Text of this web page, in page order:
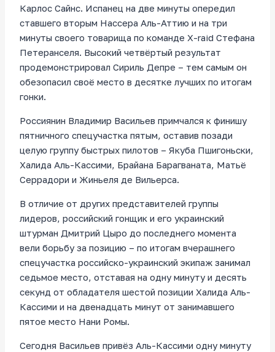
Карлос Сайнс. Испанец на две минуты опередил
ставшего вторым Нассера Аль-Аттию и на три
минуты своего товарища по команде X-raid Стефана
Петеранселя. Высокий четвёртый результат
продемонстрировал Сириль Депре – тем самым он
обезопасил своё место в десятке лучших по итогам
гонки.
Россиянин Владимир Васильев примчался к финишу
пятничного спецучастка пятым, оставив позади
целую группу быстрых пилотов – Якуба Пшигоньски,
Халида Аль-Кассими, Брайана Барагваната, Матьё
Серрадори и Жиньеля де Вильерса.
В отличие от других представителей группы
лидеров, российский гонщик и его украинский
штурман Дмитрий Цыро до последнего момента
вели борьбу за позицию – по итогам вчерашнего
спецучастка российско-украинский экипаж занимал
седьмое место, отставая на одну минуту и десять
секунд от обладателя шестой позиции Халида Аль-
Кассими и на двенадцать минут от занимавшего
пятое место Нани Ромы.
Сегодня Васильев привёз Аль-Кассими одну минуту